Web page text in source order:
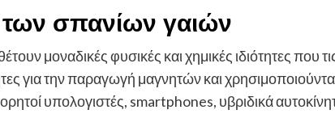
σπανίων γαιών
μοναδικές φυσικές και χημικές ιδιότητες που
για την παραγωγή μαγνητών και
υπολογιστές, smartphones, υβριδικά